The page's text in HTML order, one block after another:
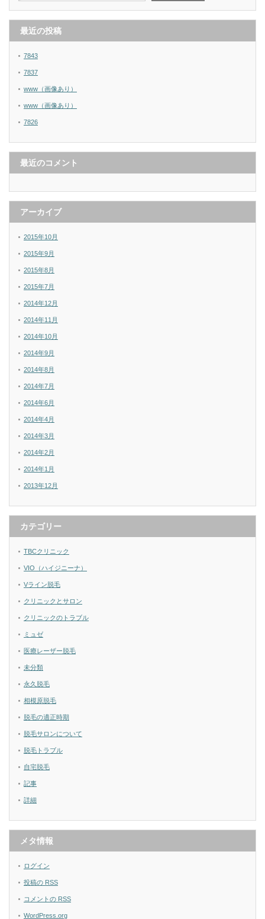
最近の投稿
7843
7837
www（画像あり）
www（画像あり）
7826
最近のコメント
アーカイブ
2015年10月
2015年9月
2015年8月
2015年7月
2014年12月
2014年11月
2014年10月
2014年9月
2014年8月
2014年7月
2014年6月
2014年4月
2014年3月
2014年2月
2014年1月
2013年12月
カテゴリー
TBCクリニック
VIO（ハイジニーナ）
Vライン脱毛
クリニックとサロン
クリニックのトラブル
ミュゼ
医療レーザー脱毛
未分類
永久脱毛
相模原脱毛
脱毛の適正時期
脱毛サロンについて
脱毛トラブル
自宅脱毛
記事
詳細
メタ情報
ログイン
投稿の RSS
コメントの RSS
WordPress.org